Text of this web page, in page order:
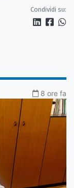
Condividi su:
8 ore fa